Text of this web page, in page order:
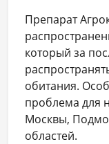
Препарат
который за
обитания.
проблема для
Москвы,
областей.